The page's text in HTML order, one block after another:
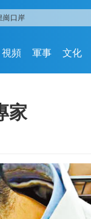
視頻 軍事 文化
家